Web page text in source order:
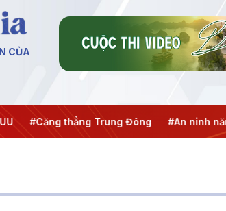
CỦA
thẳng Trung Đông #An ninh năng lượng